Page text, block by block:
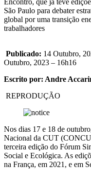
São Paulo para debater
global por uma transição
trabalhadores
Publicado: 14 Outubro,
Outubro, 2023 – 16h16
Escrito por: Andre
REPRODUÇÃO
Nos dias 17 e 18 de
Nacional da CUT
terceira edição do Fórum
Social e Ecológica. As
na França, em 2021, e em